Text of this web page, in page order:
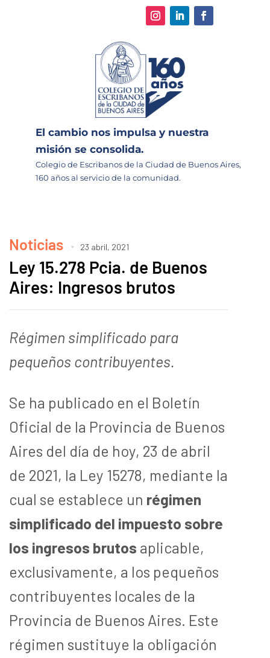
El cambio nos impulsa y nuestra
misión se consolida.
Colegio de Escribanos de la Ciudad de Buenos Aires,
160 años al servicio de la comunidad.
Noticias 23 abril, 2021
Ley 15.278 Pcia. de Buenos
Aires: Ingresos brutos
Régimen simplificado para
pequeños contribuyentes.
Se ha publicado en el Boletín
Oficial de la Provincia de Buenos
Aires del día de hoy, 23 de abril
de 2021, la Ley 15278, mediante la
cual se establece un régimen
simplificado del impuesto sobre
los ingresos brutos aplicable,
exclusivamente, a los pequeños
contribuyentes locales de la
Provincia de Buenos Aires. Este
régimen sustituye la obligación